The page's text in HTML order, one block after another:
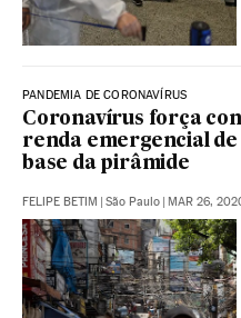
PANDEMIA DE CORONAVÍRUS
Coronavírus força
renda emergencial
base da pirâmide
FELIPE BETIM São Paulo MAR 26,